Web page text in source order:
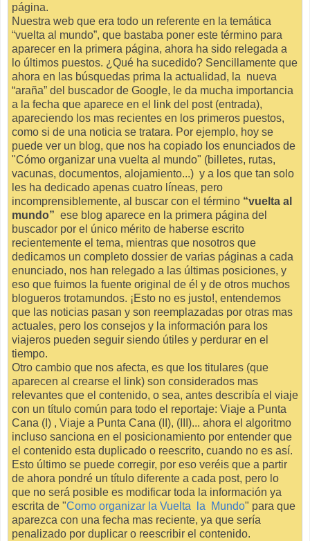
página.
Nuestra web que era todo un referente en la temática
“vuelta al mundo”, que bastaba poner este término para
aparecer en la primera página, ahora ha sido relegada a
lo últimos puestos. ¿Qué ha sucedido? Sencillamente que
ahora en las búsquedas prima la actualidad, la nueva
“araña” del buscador de Google, le da mucha importancia
a la fecha que aparece en el link del post (entrada),
apareciendo los mas recientes en los primeros puestos,
como si de una noticia se tratara. Por ejemplo, hoy se
puede ver un blog, que nos ha copiado los enunciados de
"Cómo organizar una vuelta al mundo" (billetes, rutas,
vacunas, documentos, alojamiento...) y a los que tan solo
les ha dedicado apenas cuatro líneas, pero
incomprensiblemente, al buscar con el término “vuelta al
mundo” ese blog aparece en la primera página del
buscador por el único mérito de haberse escrito
recientemente el tema, mientras que nosotros que
dedicamos un completo dossier de varias páginas a cada
enunciado, nos han relegado a las últimas posiciones, y
eso que fuimos la fuente original de él y de otros muchos
blogueros trotamundos. ¡Esto no es justo!, entendemos
que las noticias pasan y son reemplazadas por otras mas
actuales, pero los consejos y la información para los
viajeros pueden seguir siendo útiles y perdurar en el
tiempo.
Otro cambio que nos afecta, es que los titulares (que
aparecen al crearse el link) son considerados mas
relevantes que el contenido, o sea, antes describía el viaje
con un título común para todo el reportaje: Viaje a Punta
Cana (I) , Viaje a Punta Cana (II), (III)... ahora el algoritmo
incluso sanciona en el posicionamiento por entender que
el contenido esta duplicado o reescrito, cuando no es así.
Esto último se puede corregir, por eso veréis que a partir
de ahora pondré un título diferente a cada post, pero lo
que no será posible es modificar toda la información ya
escrita de "Como organizar la Vuelta la Mundo" para que
aparezca con una fecha mas reciente, ya que sería
penalizado por duplicar o reescribir el contenido.